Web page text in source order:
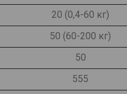
20 (0,4-60 кг)
50 (60-200 кг)
50
555